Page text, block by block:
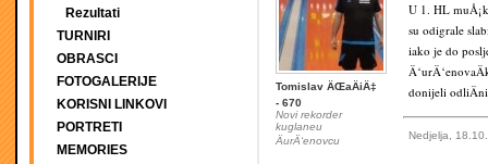
Rezultati
TURNIRI
OBRASCI
FOTOGALERIJE
KORISNI LINKOVI
PORTRETI
MEMORIES
Tomislav ÄŒaÄiÄ‡
- 670
Novi rekorder
kuglaneu
ÄurÄ‘enovcu
U 1. HL
su odigrale
iako je do
donijeli
Nedjelja,